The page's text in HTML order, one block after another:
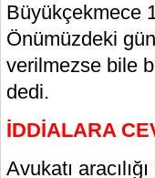
Büyükçekmece
Önümüzdeki
verilmezse bile
dedi.
İDDİALARA
Avukatı